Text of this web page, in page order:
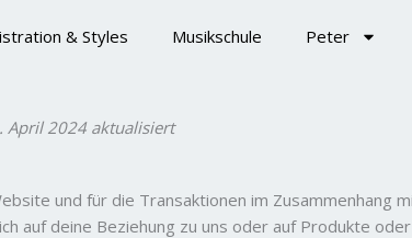
& Styles Musikschule Peter
April 2024 aktualisiert
und für die Transaktionen im Zusammenhang
auf deine Beziehung zu uns oder auf Produkte